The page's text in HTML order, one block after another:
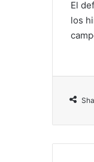
El
los